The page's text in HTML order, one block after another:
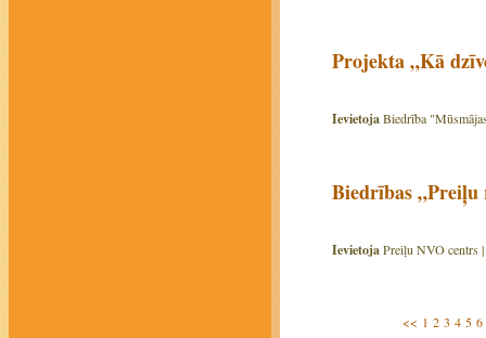
Projekta „Kā
IevietojaBiedrība
Biedrības „Preiļu
IevietojaPreiļu NVO centrs |
<< 1 2 3 4 5 6